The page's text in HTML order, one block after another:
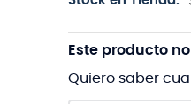
Este producto
Quiero saber